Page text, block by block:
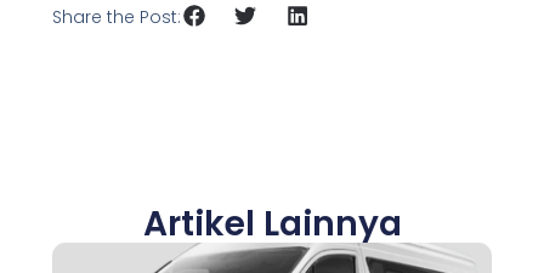
Share the Post:
Artikel Lainnya